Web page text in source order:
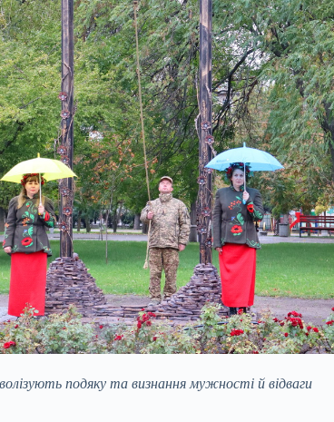
подяку та визнання мужності й відваги